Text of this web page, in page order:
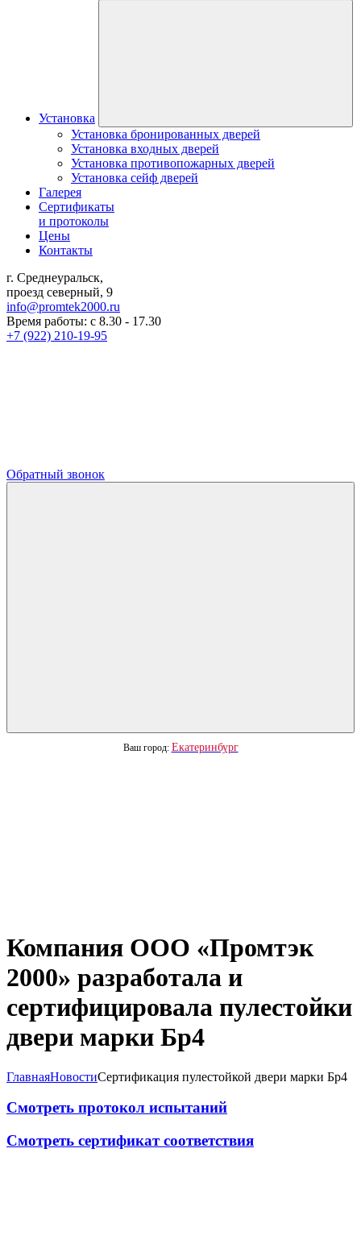
Установка
Установка бронированных дверей
Установка входных дверей
Установка противопожарных дверей
Установка сейф дверей
Галерея
Сертификаты
и протоколы
Цены
Контакты
г. Среднеуральск,
проезд северный, 9
info@promtek2000.ru
Время работы: с 8.30 - 17.30
+7 (922) 210-19-95
Обратный звонок
Ваш город: Екатеринбург
Компания ООО «Промтэк
2000» разработала и
сертифицировала пулестойки
двери марки Бр4
ГлавнаяНовостиСертификация пулестойкой двери марки Бр4
Смотреть протокол испытаний
Смотреть сертификат соответствия